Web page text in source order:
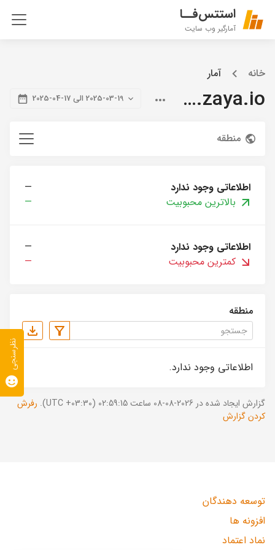
استتس‌فــا
آمارگیر وب سایت
خانه آمار
blog.zaya.io 2025-03-19 الی 17-04-2025
منطقه
اطلاعاتی وجود ندارد
—
بالاترین محبوبیت
—
اطلاعاتی وجود ندارد
—
کمترین محبوبیت
—
منطقه
اطلاعاتی وجود ندارد.
گزارش ایجاد شده در 2026-08-08 ساعت 02:59:15 (UTC +03:30).
رفرش
کردن گزارش
توسعه دهندگان
افزونه ها
نماد اعتماد
نظرسنجی